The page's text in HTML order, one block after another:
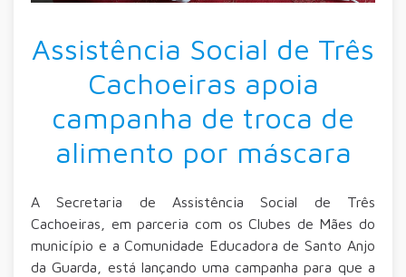
Assistência Social de Três
Cachoeiras apoia
campanha de troca de
alimento por máscara
A Secretaria de Assistência Social de Três
Cachoeiras, em parceria com os Clubes de Mães do
município e a Comunidade Educadora de Santo Anjo
da Guarda, está lançando uma campanha para que a